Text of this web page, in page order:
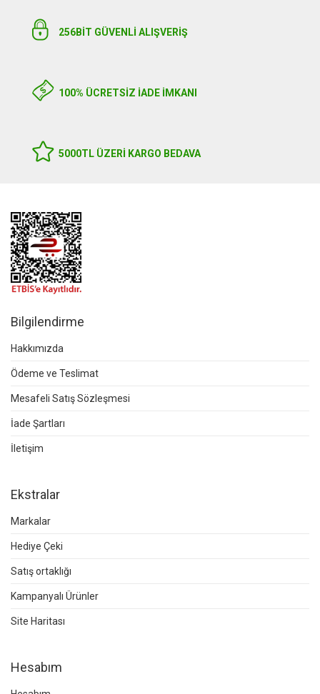
256BIT GÜVENLİ ALIŞVERİŞ
100% ÜCRETSİZ İADE İMKANI
5000TL ÜZERI KARGO BEDAVA
Bilgilendirme
Hakkımızda
Ödeme ve Teslimat
Mesafeli Satış Sözleşmesi
İade Şartları
İletişim
Ekstralar
Markalar
Hediye Çeki
Satış ortaklığı
Kampanyalı Ürünler
Site Haritası
Hesabım